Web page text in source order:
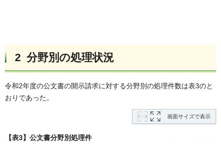
2 分野別の処理状況
令和2年度の公文書の開示請求に対する分野別の処理件数は表3のと
おりであった。
画面サイズで表示
【表3】公文書分野別処理件